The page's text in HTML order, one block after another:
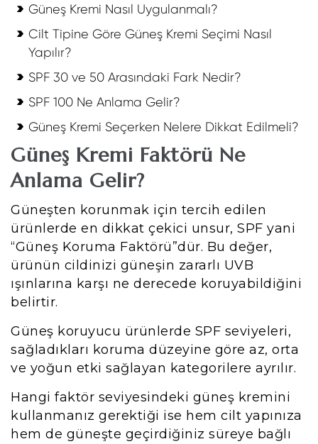
Güneş Kremi Nasıl Uygulanmalı?
Cilt Tipine Göre Güneş Kremi Seçimi Nasıl
Yapılır?
SPF 30 ve 50 Arasındaki Fark Nedir?
SPF 100 Ne Anlama Gelir?
Güneş Kremi Seçerken Nelere Dikkat Edilmeli?
Güneş Kremi Faktörü Ne
Anlama Gelir?
Güneşten korunmak için tercih edilen
ürünlerde en dikkat çekici unsur, SPF yani
“Güneş Koruma Faktörü”dür. Bu değer,
ürünün cildinizi güneşin zararlı UVB
ışınlarına karşı ne derecede koruyabildiğini
belirtir.
Güneş koruyucu ürünlerde SPF seviyeleri,
sağladıkları koruma düzeyine göre az, orta
ve yoğun etki sağlayan kategorilere ayrılır.
Hangi faktör seviyesindeki güneş kremini
kullanmanız gerektiği ise hem cilt yapınıza
hem de güneşte geçirdiğiniz süreye bağlı